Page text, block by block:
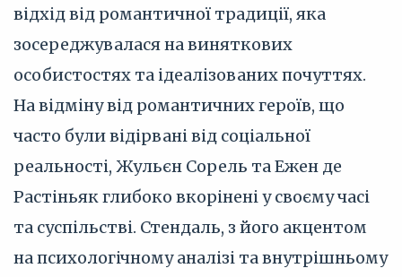
відхід від романтичної традиції, яка
зосереджувалася на виняткових
особистостях та ідеалізованих почуттях.
На відміну від романтичних героїв, що
часто були відірвані від соціальної
реальності, Жульєн Сорель та Ежен де
Растіньяк глибоко вкорінені у своєму часі
та суспільстві. Стендаль, з його акцентом
на психологічному аналізі та внутрішньому